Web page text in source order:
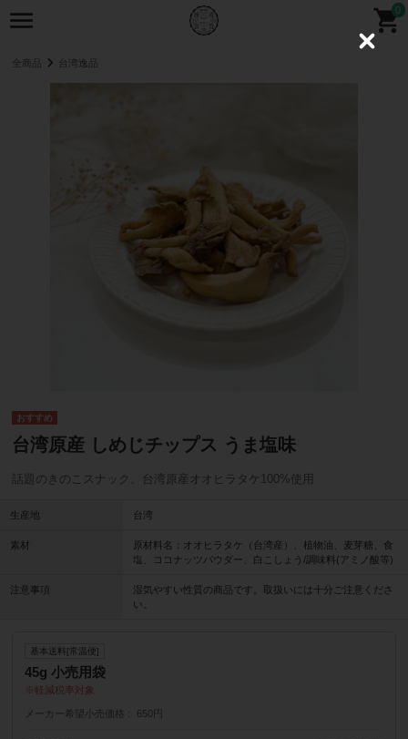
0
全商品 台湾逸品
台湾原産 しめじチップス うま塩味
話題のきのこスナック。台湾原産オオヒラタケ100%使用
生産地 台湾
素材
原材料名：オオヒラタケ（台湾産）、植物油、麦芽糖、食
塩、ココナッツパウダー、白こしょう/調味料(アミノ酸等)
注意事項
湿気やすい性質の商品です。取扱いには十分ご注意くださ
い。
基本送料[常温便]
45g 小売用袋
軽減税率対象
メーカー希望小売価格 650円
C